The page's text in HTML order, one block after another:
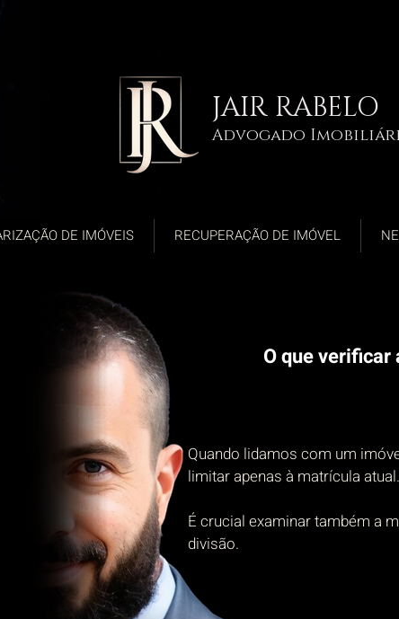
JAIR RABELO
Advogado
DE IMÓVEIS RECUPERAÇÃO DE IMÓVEL
O que
Quando lidamos com um
limitar apenas à matrícula atual.
É crucial examinar também a
divisão.